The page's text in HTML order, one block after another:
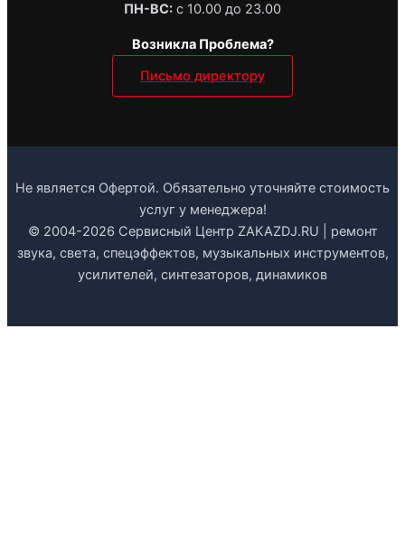
ПН-ВС: с 10.00 до 23.00
Возникла Проблема?
Письмо директору
Не является Офертой. Обязательно уточняйте стоимость
услуг у менеджера!
© 2004-2026 Сервисный Центр ZAKAZDJ.RU | ремонт
звука, света, спецэффектов, музыкальных инструментов,
усилителей, синтезаторов, динамиков